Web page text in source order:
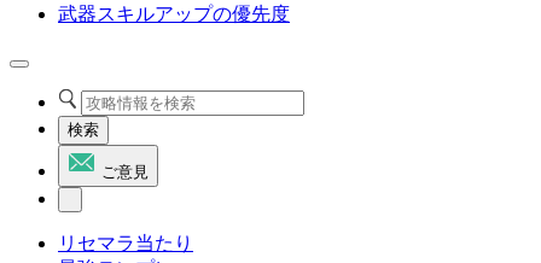
武器スキルアップの優先度
検索
ご意見
リセマラ当たり